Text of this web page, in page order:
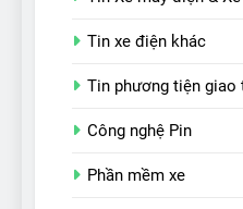
Tin xe điện khác
Tin phương tiện giao
Công nghệ Pin
Phần mềm xe